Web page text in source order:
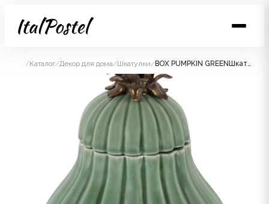
/Каталог/Декор для дома/Шкатулки/ BOX PUMPKIN GREENШкатулка зеленая в форме тыквы, фарфор, бронза H: 23 cm | W: 18 cm | D: 18 cm